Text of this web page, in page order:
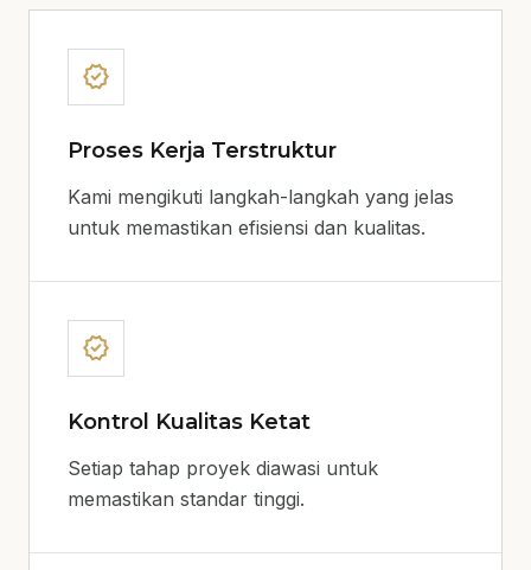
verified
Proses Kerja Terstruktur
Kami mengikuti langkah-langkah yang jelas
untuk memastikan efisiensi dan kualitas.
verified
Kontrol Kualitas Ketat
Setiap tahap proyek diawasi untuk
memastikan standar tinggi.